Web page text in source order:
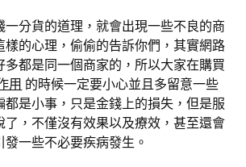
一分貨的道理，就會出現一些不良的商
樣的心理，偷偷的告訴你們，其實網路
多都是同一個商家的，所以大家在購買
用 的時候一定要小心並且多留意一些
都是小事，只是金錢上的損失，但是服
了，不僅沒有效果以及療效，甚至還會
一些不必要疾病發生。